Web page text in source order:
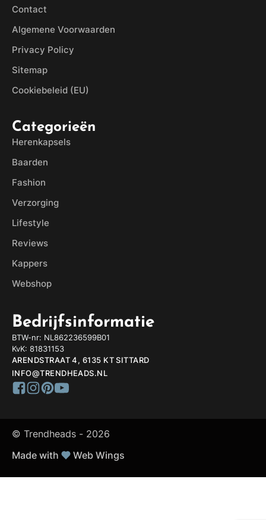
Contact
Algemene Voorwaarden
Privacy Policy
Sitemap
Cookiebeleid (EU)
Categorieën
Herenkapsels
Baarden
Fashion
Verzorging
Lifestyle
Reviews
Kappers
Webshop
Bedrijfsinformatie
BTW-nr: NL862236599B01
KvK: 81831153
ARENDSTRAAT 4, 6135 KT SITTARD
INFO@TRENDHEADS.NL
© Trendheads - 2026
Made with
Web Wings